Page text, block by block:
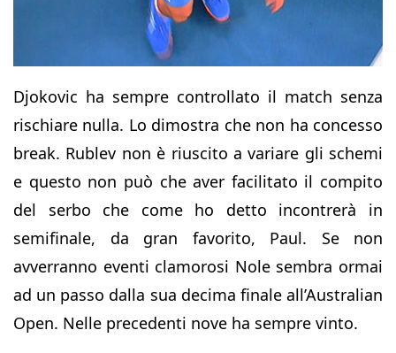
Djokovic ha sempre controllato il match senza
rischiare nulla. Lo dimostra che non ha concesso
break. Rublev non è riuscito a variare gli schemi
e questo non può che aver facilitato il compito
del serbo che come ho detto incontrerà in
semifinale, da gran favorito, Paul. Se non
avverranno eventi clamorosi Nole sembra ormai
ad un passo dalla sua decima finale all’Australian
Open. Nelle precedenti nove ha sempre vinto.